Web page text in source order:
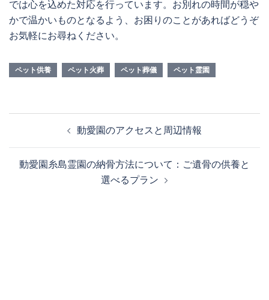
では心を込めた対応を行っています。お別れの時間が穏や
かで温かいものとなるよう、お困りのことがあればどうぞ
お気軽にお尋ねください。
ペット供養 ペット火葬 ペット葬儀 ペット霊園
ナ
ビ
動愛園のアクセスと周辺情報
動愛園糸島霊園の納骨方法について：ご遺骨の供養と
選べるプラン